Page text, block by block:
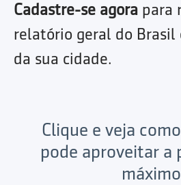
Cadastre-se agora para
relatório geral do Brasil
da sua cidade.
Clique e veja
pode aproveitar a